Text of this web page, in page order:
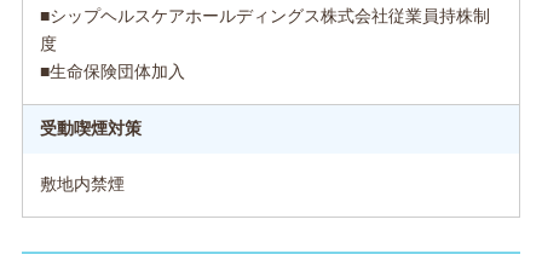
■シップヘルスケアホールディングス株式会社従業員持株制
度
■生命保険団体加入
受動喫煙対策
敷地内禁煙